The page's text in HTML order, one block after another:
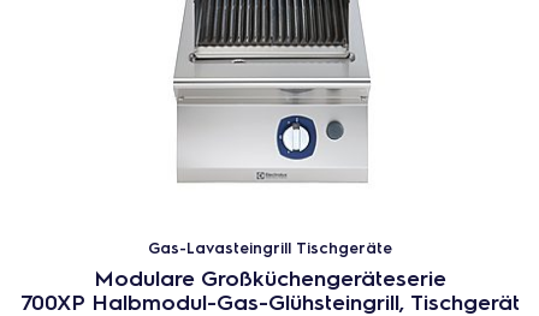
Gas-Lavasteingrill Tischgeräte
Modulare Großküchengeräteserie
700XP Halbmodul-Gas-Glühsteingrill, Tischgerät